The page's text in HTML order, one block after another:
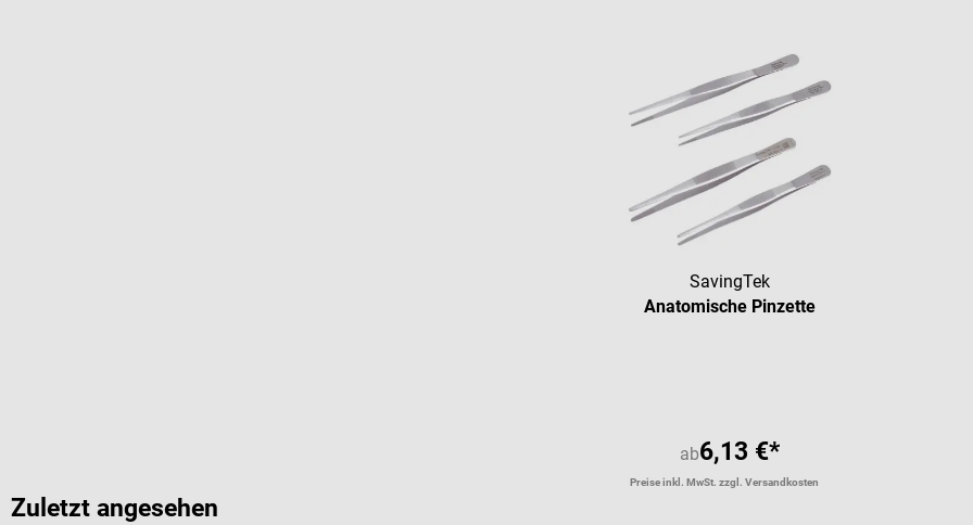
SavingTek
Anatomische Pinzette
ab6,13 €*
Preise inkl. MwSt. zzgl. Versandkosten
Zuletzt angesehen